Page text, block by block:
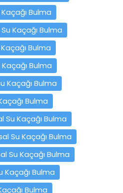
Bulma
Kaçağı Bulma
Bulma
Bulma
Kaçağı Bulma
Bulma
Su Kaçağı Bulma
Su Kaçağı Bulma
Su Kaçağı Bulma
Kaçağı Bulma
Bulma